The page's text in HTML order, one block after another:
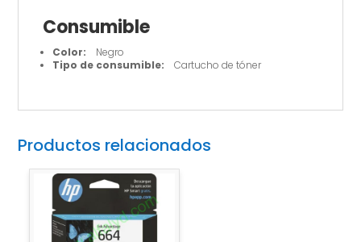
Consumible
Color: Negro
Tipo de consumible: Cartucho de tóner
Productos relacionados